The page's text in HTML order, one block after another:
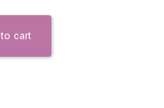
cart